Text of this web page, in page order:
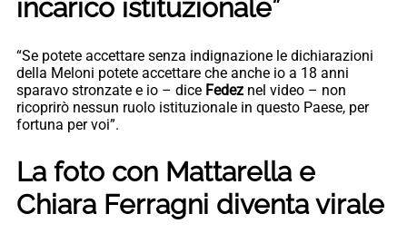
incarico istituzionale”
“Se potete accettare senza indignazione le dichiarazioni
della Meloni potete accettare che anche io a 18 anni
sparavo stronzate e io – dice Fedez nel video – non
ricoprirò nessun ruolo istituzionale in questo Paese, per
fortuna per voi”.
La foto con Mattarella e
Chiara Ferragni diventa virale